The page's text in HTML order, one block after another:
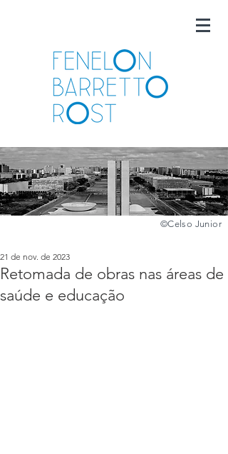
©️Celso Junior
Retomada de obras nas áreas de
saúde e educação
21 de nov. de 2023